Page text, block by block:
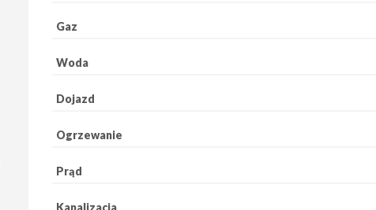
Gaz
Woda
Dojazd
Ogrzewanie
Prąd
Kanalizacja